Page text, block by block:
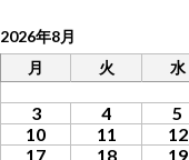
2026年8月
月
火 水
3
4 5
10
11 12
17
18 19